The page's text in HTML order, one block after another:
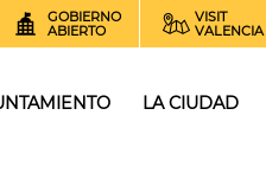
GOBIERNO
ABIERTO
VISIT
VALENCIA
LA CIUDAD